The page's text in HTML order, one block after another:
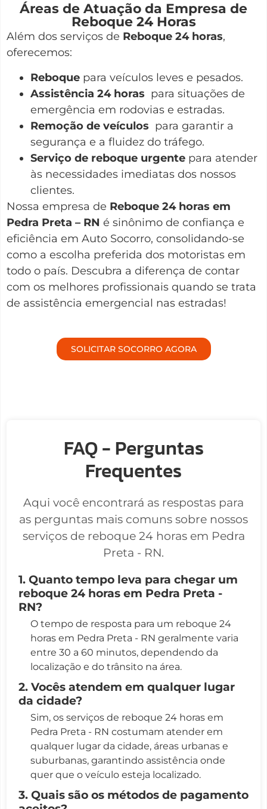
Áreas de Atuação da Empresa de
Reboque 24 Horas
Além dos serviços de Reboque 24 horas,
oferecemos:
Reboque para veículos leves e pesados.
Assistência 24 horas para situações de
emergência em rodovias e estradas.
Remoção de veículos para garantir a
segurança e a fluidez do tráfego.
Serviço de reboque urgente para atender
às necessidades imediatas dos nossos
clientes.
Nossa empresa de Reboque 24 horas em
Pedra Preta – RN é sinônimo de confiança e
eficiência em Auto Socorro, consolidando-se
como a escolha preferida dos motoristas em
todo o país. Descubra a diferença de contar
com os melhores profissionais quando se trata
de assistência emergencial nas estradas!
SOLICITAR SOCORRO AGORA
FAQ - Perguntas
Frequentes
Aqui você encontrará as respostas para
as perguntas mais comuns sobre nossos
serviços de reboque 24 horas em Pedra
Preta - RN.
1. Quanto tempo leva para chegar um
reboque 24 horas em Pedra Preta -
RN?
O tempo de resposta para um reboque 24
horas em Pedra Preta - RN geralmente varia
entre 30 a 60 minutos, dependendo da
localização e do trânsito na área.
2. Vocês atendem em qualquer lugar
da cidade?
Sim, os serviços de reboque 24 horas em
Pedra Preta - RN costumam atender em
qualquer lugar da cidade, áreas urbanas e
suburbanas, garantindo assistência onde
quer que o veículo esteja localizado.
3. Quais são os métodos de pagamento